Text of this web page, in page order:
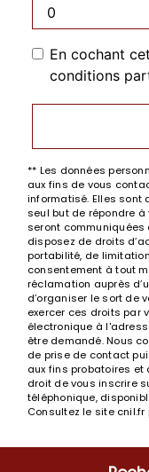
En cochant
conditions
** Les données
aux fins de vous
informatisé. Elles
seul but de répondre
seront communiquées
disposez de droits
portabilité, de
consentement à tout
réclamation auprès
d’organiser le sort de
exercer ces droits par
électronique à
être demandé. Nous
de prise de contact
aux fins probatoires et
droit de vous inscrire
téléphonique,
Consultez le site